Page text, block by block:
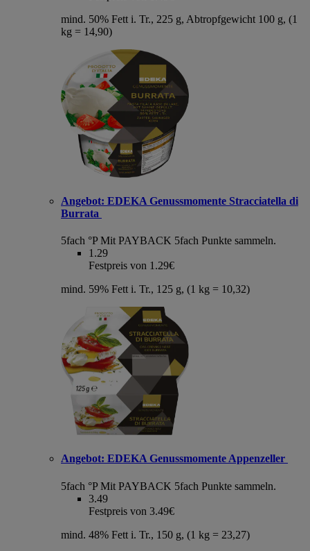
mind. 50% Fett i. Tr., 225 g, Abtropfgewicht 100 g, (1
kg = 14,90)
Angebot: EDEKA Genussmomente Stracciatella di
Burrata
5fach °P Mit PAYBACK 5fach Punkte sammeln.
1.29
Festpreis von 1.29€
mind. 59% Fett i. Tr., 125 g, (1 kg = 10,32)
Angebot: EDEKA Genussmomente Appenzeller
5fach °P Mit PAYBACK 5fach Punkte sammeln.
3.49
Festpreis von 3.49€
mind. 48% Fett i. Tr., 150 g, (1 kg = 23,27)